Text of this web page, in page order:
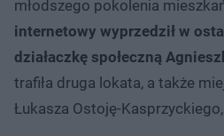
młodszego pokolenia
internetowy wyprzedził w
działaczkę społeczną
trafiła druga lokata, a także
Łukasza Ostoję-